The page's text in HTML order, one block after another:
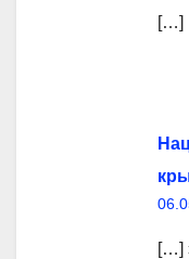
[…]
[…]